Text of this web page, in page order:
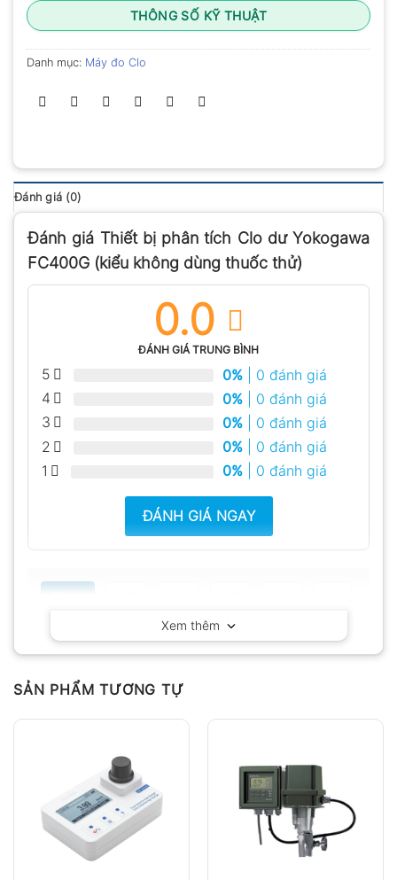
THÔNG SỐ KỸ THUẬT
Danh mục: Máy đo Clo
Đánh giá (0)
Đánh giá Thiết bị phân tích Clo dư Yokogawa
FC400G (kiểu không dùng thuốc thử)
0.0
ĐÁNH GIÁ TRUNG BÌNH
5 0% | 0 đánh giá
4
0% | 0 đánh giá
3
0% | 0 đánh giá
2
0% | 0 đánh giá
1
0% | 0 đánh giá
ĐÁNH GIÁ NGAY
Có ảnh
Chưa có đánh giá nào.
Xem thêm
SẢN PHẨM TƯƠNG TỰ